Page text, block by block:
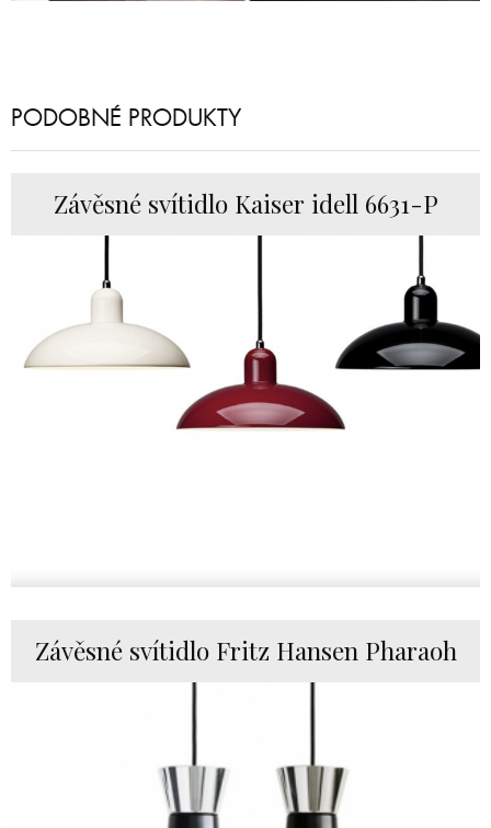
PODOBNÉ PRODUKTY
Závěsné svítidlo Kaiser idell 6631-P
Závěsné svítidlo Fritz Hansen Pharaoh